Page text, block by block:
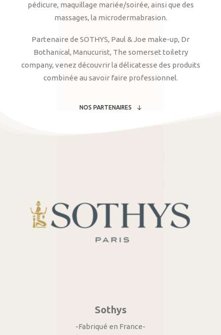
pédicure, maquillage mariée/soirée, ainsi que des
massages, la microdermabrasion.
Partenaire de SOTHYS, Paul & Joe make-up, Dr
Bothanical, Manucurist, The somerset toiletry
company, venez découvrir la délicatesse des produits
combinée au savoir faire professionnel.
NOS PARTENAIRES
Sothys
-Fabriqué en France-